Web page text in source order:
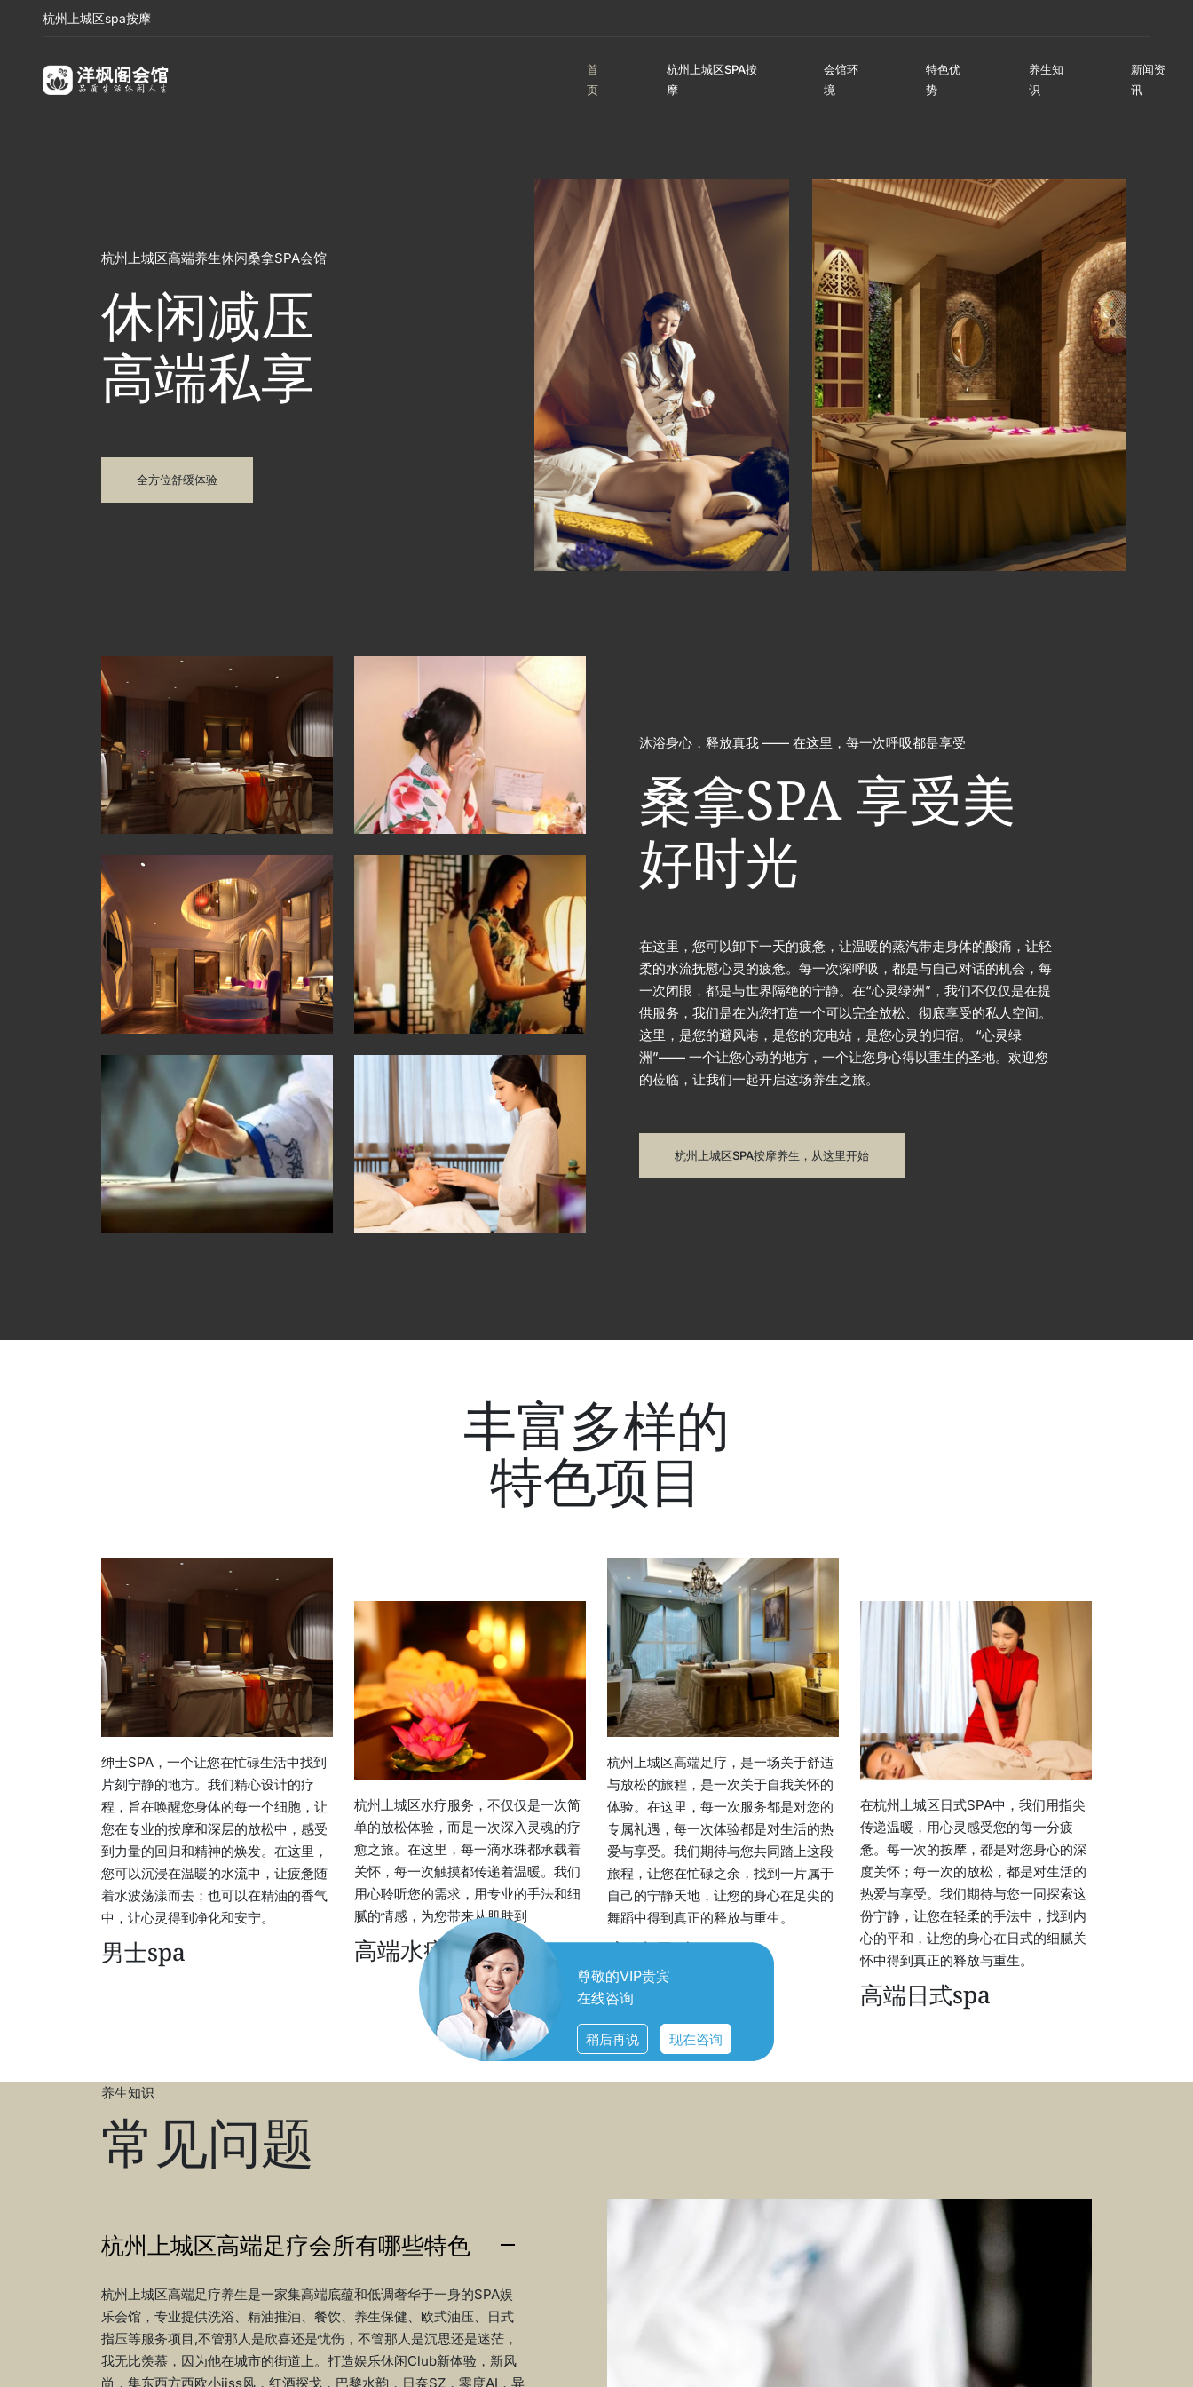
尊敬的VIP贵宾
在线咨询
稍后再说 现在咨询
杭州上城区spa按摩
首
页
杭州上城区SPA按
摩
会馆环
境
特色优
势
养生知
识
新闻资
讯
杭州上城区高端养生休闲桑拿SPA会馆
休闲减压
高端私享
全方位舒缓体验
沐浴身心，释放真我 —— 在这里，每一次呼吸都是享受
桑拿SPA享受美
好时光
在这里，您可以卸下一天的疲惫，让温暖的蒸汽带走身体的酸痛，让轻
柔的水流抚慰心灵的疲惫。每一次深呼吸，都是与自己对话的机会，每
一次闭眼，都是与世界隔绝的宁静。在“心灵绿洲”，我们不仅仅是在提
供服务，我们是在为您打造一个可以完全放松、彻底享受的私人空间。
这里，是您的避风港，是您的充电站，是您心灵的归宿。 “心灵绿
洲”—— 一个让您心动的地方，一个让您身心得以重生的圣地。欢迎您
的莅临，让我们一起开启这场养生之旅。
杭州上城区SPA按摩养生，从这里开始
丰富多样的
特色项目
绅士SPA，一个让您在忙碌生活中找到
片刻宁静的地方。我们精心设计的疗
程，旨在唤醒您身体的每一个细胞，让
您在专业的按摩和深层的放松中，感受
到力量的回归和精神的焕发。在这里，
您可以沉浸在温暖的水流中，让疲惫随
着水波荡漾而去；也可以在精油的香气
中，让心灵得到净化和安宁。
男士spa
杭州上城区水疗服务，不仅仅是一次简
单的放松体验，而是一次深入灵魂的疗
愈之旅。在这里，每一滴水珠都承载着
关怀，每一次触摸都传递着温暖。我们
用心聆听您的需求，用专业的手法和细
腻的情感，为您带来从肌肤到
高端水疗
杭州上城区高端足疗，是一场关于舒适
与放松的旅程，是一次关于自我关怀的
体验。在这里，每一次服务都是对您的
专属礼遇，每一次体验都是对生活的热
爱与享受。我们期待与您共同踏上这段
旅程，让您在忙碌之余，找到一片属于
自己的宁静天地，让您的身心在足尖的
舞蹈中得到真正的释放与重生。
高端足疗
在杭州上城区日式SPA中，我们用指尖
传递温暖，用心灵感受您的每一分疲
惫。每一次的按摩，都是对您身心的深
度关怀；每一次的放松，都是对生活的
热爱与享受。我们期待与您一同探索这
份宁静，让您在轻柔的手法中，找到内
心的平和，让您的身心在日式的细腻关
怀中得到真正的释放与重生。
高端日式spa
养生知识
常见问题
杭州上城区高端足疗会所有哪些特色
杭州上城区高端足疗养生是一家集高端底蕴和低调奢华于一身的SPA娱
乐会馆，专业提供洗浴、精油推油、餐饮、养生保健、欧式油压、日式
指压等服务项目,不管那人是欣喜还是忧伤，不管那人是沉思还是迷茫，
我无比羡慕，因为他在城市的街道上。打造娱乐休闲Club新体验，新风
尚，集东西方西欧小jiss风，红酒探戈，巴黎水韵，日奈SZ，零度AI，异